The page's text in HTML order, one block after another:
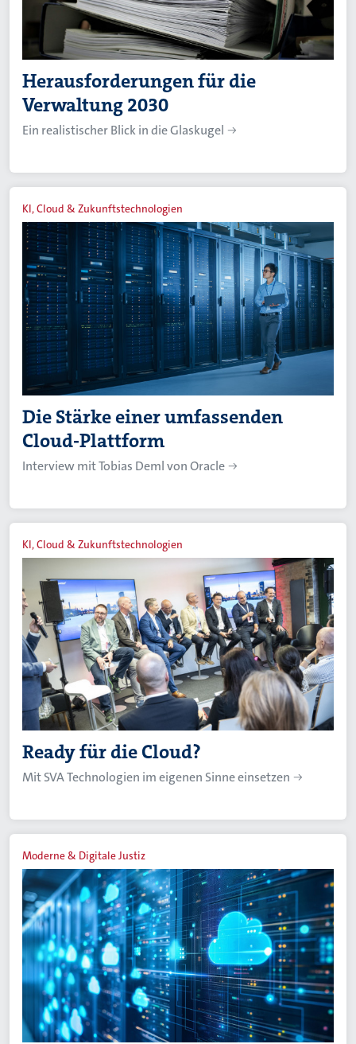
Herausforderungen für die
Verwaltung 2030
Ein realistischer Blick in die Glaskugel
KI, Cloud & Zukunftstechnologien
Die Stärke einer umfassenden
Cloud-Plattform
Interview mit Tobias Deml von Oracle
KI, Cloud & Zukunftstechnologien
Ready für die Cloud?
Mit SVA Technologien im eigenen Sinne einsetzen
Moderne & Digitale Justiz